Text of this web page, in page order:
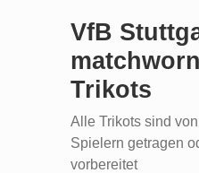
VfB
matchworn
Trikots
Alle Trikots sind
Spielern getragen
vorbereitet